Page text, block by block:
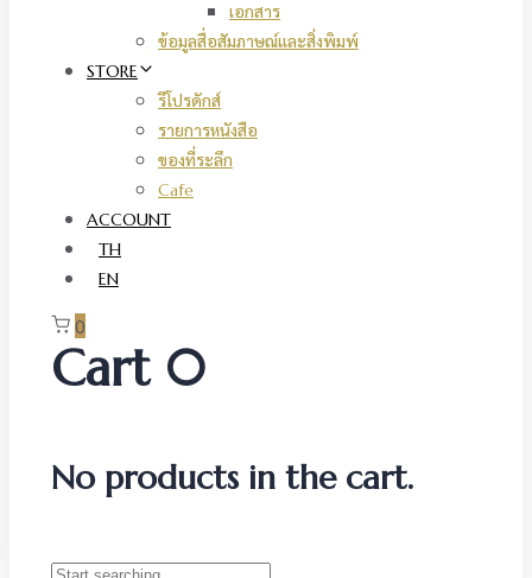
เอกสาร
ข้อมูลสื่อสัมภาษณ์และสิ่งพิมพ์
STORE
รีโปรดักส์
รายการหนังสือ
ของที่ระลึก
Cafe
ACCOUNT
TH
EN
0
Cart 0
No products in the cart.